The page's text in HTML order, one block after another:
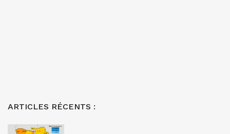
ARTICLES RÉCENTS :